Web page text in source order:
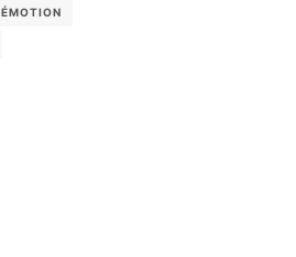
ÉMOTION